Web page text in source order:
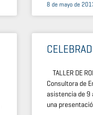
8 de mayo de
TALLER DE
Consultora de
asistencia de 9
una